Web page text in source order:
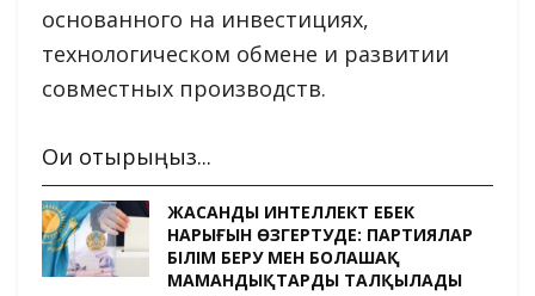
основанного на инвестициях,
технологическом обмене и развитии
совместных производств.
Оқи отырыңыз...
ЖАСАНДЫ ИНТЕЛЛЕКТ ЕҢБЕК
НАРЫҒЫН ӨЗГЕРТУДЕ: ПАРТИЯЛАР
БІЛІМ БЕРУ МЕН БОЛАШАҚ
МАМАНДЫҚТАРДЫ ТАЛҚЫЛАДЫ